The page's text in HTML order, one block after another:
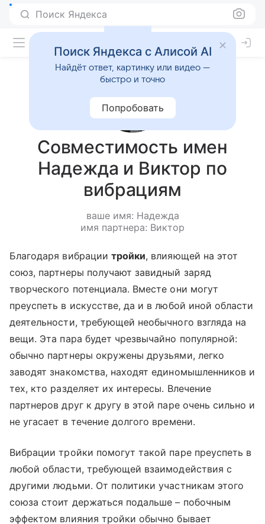
Поиск Яндекса
Совместимость имен
Надежда и Виктор по
вибрациям
ваше имя: Надежда
имя партнера: Виктор
Благодаря вибрации тройки, влияющей на этот
союз, партнеры получают завидный заряд
творческого потенциала. Вместе они могут
преуспеть в искусстве, да и в любой иной области
деятельности, требующей необычного взгляда на
вещи. Эта пара будет чрезвычайно популярной:
обычно партнеры окружены друзьями, легко
заводят знакомства, находят единомышленников и
тех, кто разделяет их интересы. Влечение
партнеров друг к другу в этой паре очень сильно и
не угасает в течение долгого времени.
Вибрации тройки помогут такой паре преуспеть в
любой области, требующей взаимодействия с
другими людьми. От политики участникам этого
союза стоит держаться подальше – побочным
эффектом влияния тройки обычно бывает
Поиск Яндекса с Алисой AI
Найдёт ответ, картинку или видео —
быстро и точно
Попробовать